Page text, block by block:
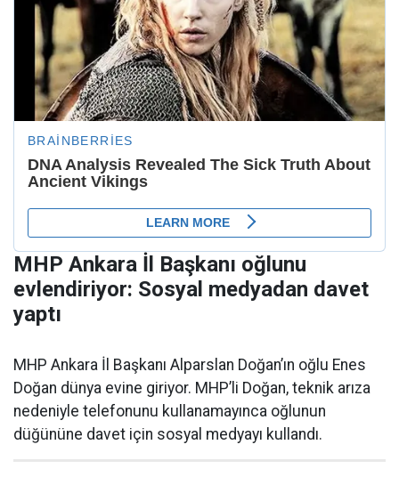
MHP Ankara İl Başkanı oğlunu
evlendiriyor: Sosyal medyadan davet
yaptı
MHP Ankara İl Başkanı Alparslan Doğan’ın oğlu Enes
Doğan dünya evine giriyor. MHP’li Doğan, teknik arıza
nedeniyle telefonunu kullanamayınca oğlunun
düğününe davet için sosyal medyayı kullandı.